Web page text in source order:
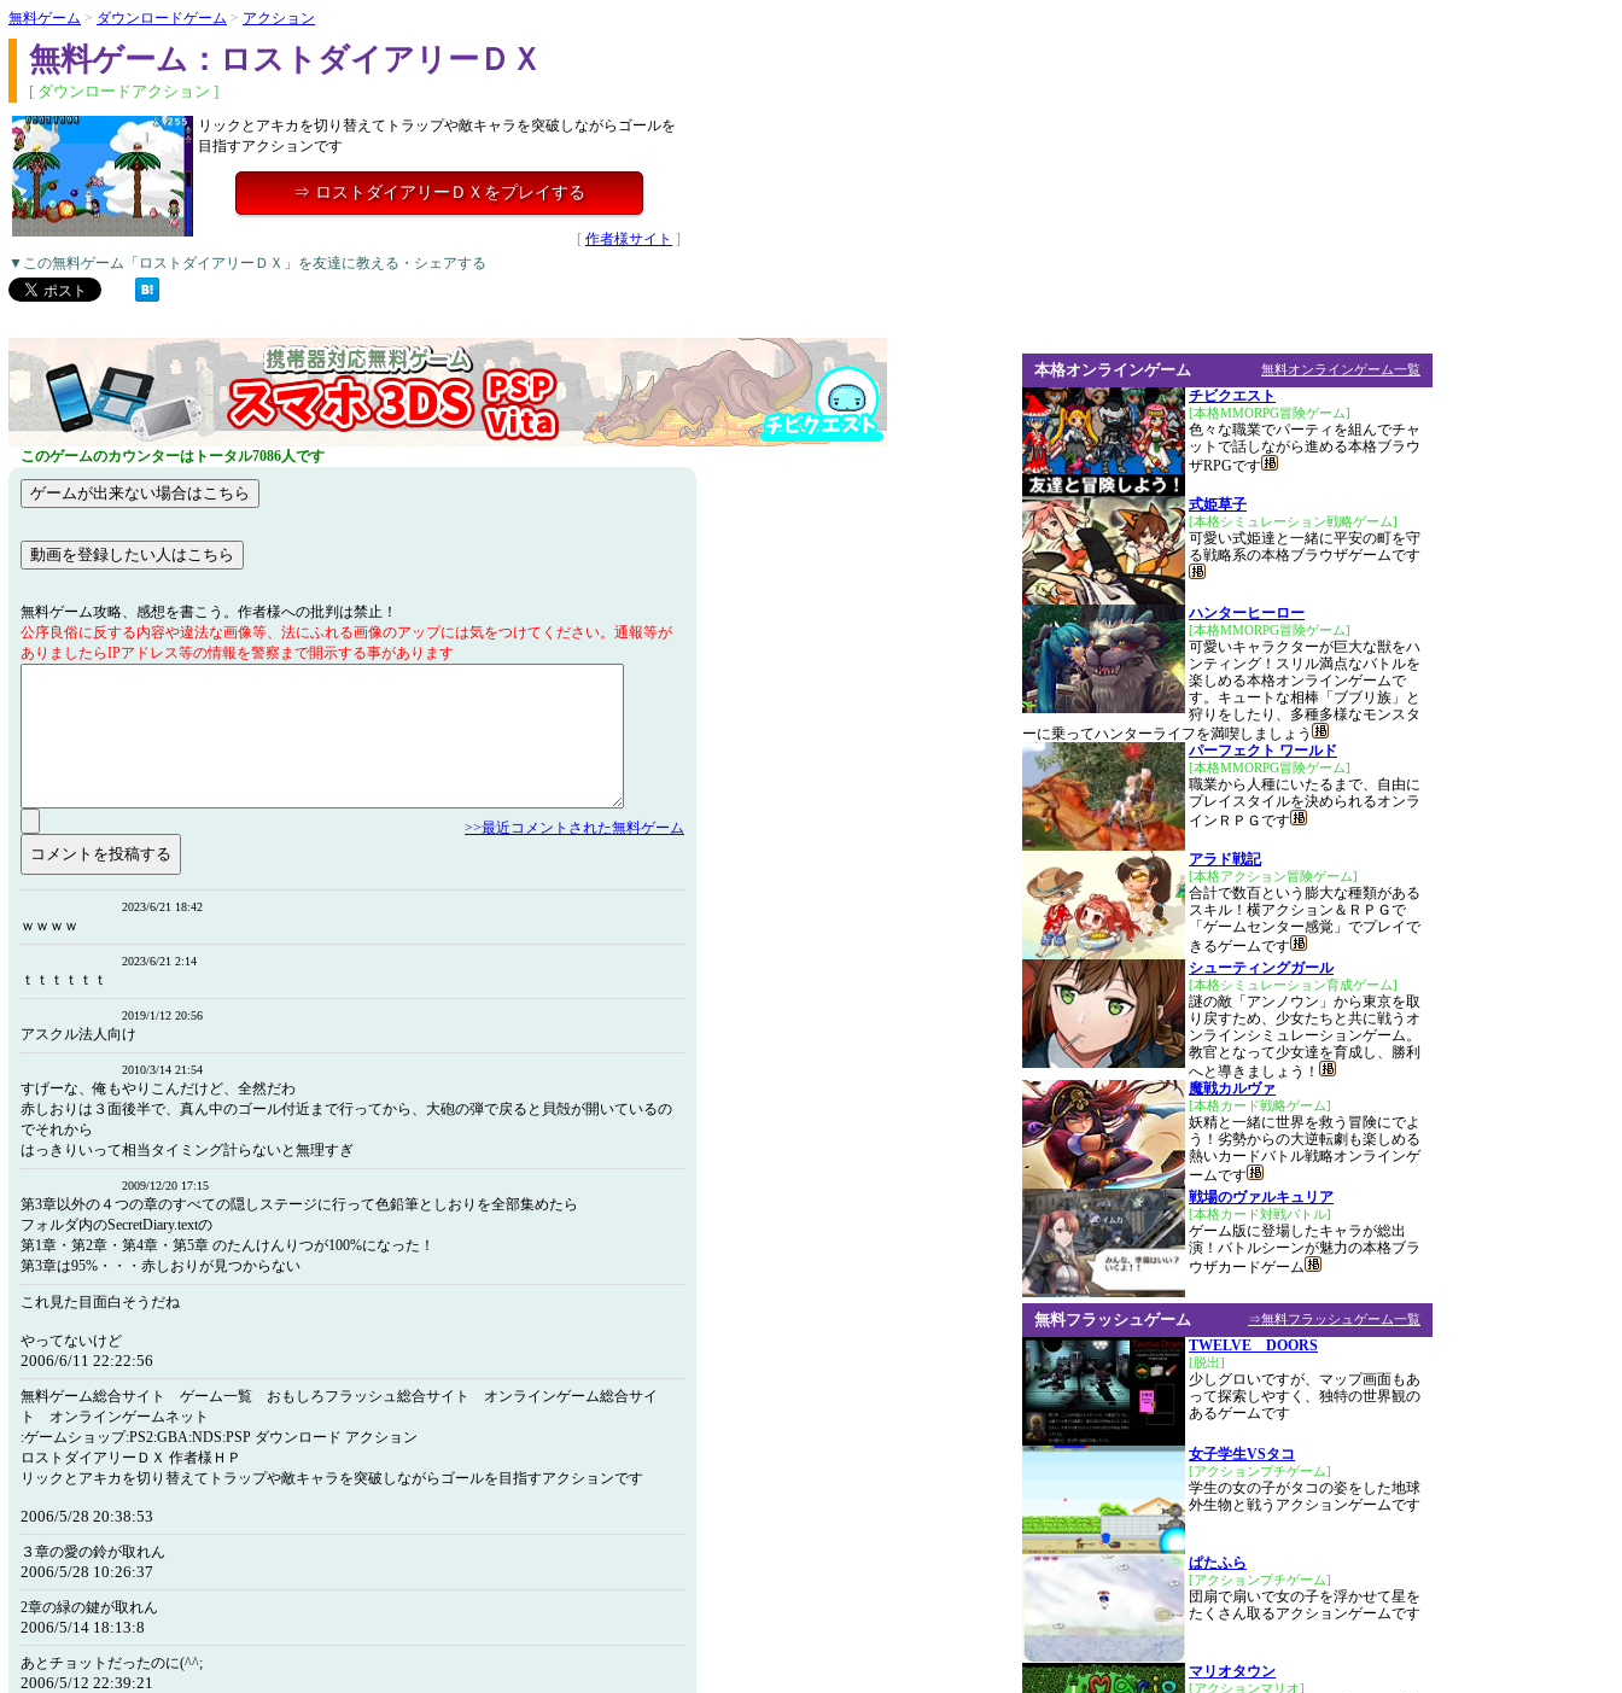
無料ゲーム > ダウンロードゲーム > アクション
無料ゲーム：ロストダイアリーＤＸ
[ ダウンロードアクション ]
リックとアキカを切り替えてトラップや敵キャラを突破しながらゴールを
目指すアクションです
⇒ ロストダイアリーＤＸをプレイする
[ 作者様サイト ]
▼この無料ゲーム「ロストダイアリーＤＸ」を友達に教える・シェアする
このゲームのカウンターはトータル7086人です
無料ゲーム攻略、感想を書こう。作者様への批判は禁止！
公序良俗に反する内容や違法な画像等、法にふれる画像のアップには気をつけてください。通報等が
ありましたらIPアドレス等の情報を警察まで開示する事があります
>>最近コメントされた無料ゲーム
2023/6/21 18:42
ｗｗｗｗ
2023/6/21 2:14
ｔｔｔｔｔｔ
2019/1/12 20:56
アスクル法人向け
2010/3/14 21:54
すげーな、俺もやりこんだけど、全然だわ
赤しおりは３面後半で、真ん中のゴール付近まで行ってから、大砲の弾で戻ると貝殻が開いているの
でそれから
はっきりいって相当タイミング計らないと無理すぎ
2009/12/20 17:15
第3章以外の４つの章のすべての隠しステージに行って色鉛筆としおりを全部集めたら
フォルダ内のSecretDiary.textの
第1章・第2章・第4章・第5章 のたんけんりつが100%になった！
第3章は95%・・・赤しおりが見つからない
これ見た目面白そうだね
やってないけど
2006/6/11 22:22:56
無料ゲーム総合サイト ゲーム一覧 おもしろフラッシュ総合サイト オンラインゲーム総合サイ
ト オンラインゲームネット
:ゲームショップ:PS2:GBA:NDS:PSP ダウンロード アクション
ロストダイアリーＤＸ 作者様ＨＰ
リックとアキカを切り替えてトラップや敵キャラを突破しながらゴールを目指すアクションです
2006/5/28 20:38:53
３章の愛の鈴が取れん
2006/5/28 10:26:37
2章の緑の鍵が取れん
2006/5/14 18:13:8
あとチョットだったのに(^^;
2006/5/12 22:39:21
無料オンラインゲーム一覧
本格オンラインゲーム
チビクエスト
[本格MMORPG冒険ゲーム]
色々な職業でパーティを組んでチャ
ットで話しながら進める本格ブラウ
ザRPGです
式姫草子
[本格シミュレーション戦略ゲーム]
可愛い式姫達と一緒に平安の町を守
る戦略系の本格ブラウザゲームです
ハンターヒーロー
[本格MMORPG冒険ゲーム]
可愛いキャラクターが巨大な獣をハ
ンティング！スリル満点なバトルを
楽しめる本格オンラインゲームで
す。キュートな相棒「ブブリ族」と
狩りをしたり、多種多様なモンスタ
ーに乗ってハンターライフを満喫しましょう
パーフェクト ワールド
[本格MMORPG冒険ゲーム]
職業から人種にいたるまで、自由に
プレイスタイルを決められるオンラ
インＲＰＧです
アラド戦記
[本格アクション冒険ゲーム]
合計で数百という膨大な種類がある
スキル！横アクション＆ＲＰＧで
「ゲームセンター感覚」でプレイで
きるゲームです
シューティングガール
[本格シミュレーション育成ゲーム]
謎の敵「アンノウン」から東京を取
り戻すため、少女たちと共に戦うオ
ンラインシミュレーションゲーム。
教官となって少女達を育成し、勝利
へと導きましょう！
魔戦カルヴァ
[本格カード戦略ゲーム]
妖精と一緒に世界を救う冒険にでよ
う！劣勢からの大逆転劇も楽しめる
熱いカードバトル戦略オンラインゲ
ームです
戦場のヴァルキュリア
[本格カード対戦バトル]
ゲーム版に登場したキャラが総出
演！バトルシーンが魅力の本格ブラ
ウザカードゲーム
⇒無料フラッシュゲーム一覧
無料フラッシュゲーム
TWELVE DOORS
[脱出]
少しグロいですが、マップ画面もあ
って探索しやすく、独特の世界観の
あるゲームです
女子学生VSタコ
[アクションプチゲーム]
学生の女の子がタコの姿をした地球
外生物と戦うアクションゲームです
ぱたふら
[アクションプチゲーム]
団扇で扇いで女の子を浮かせて星を
たくさん取るアクションゲームです
マリオタウン
[アクションマリオ]